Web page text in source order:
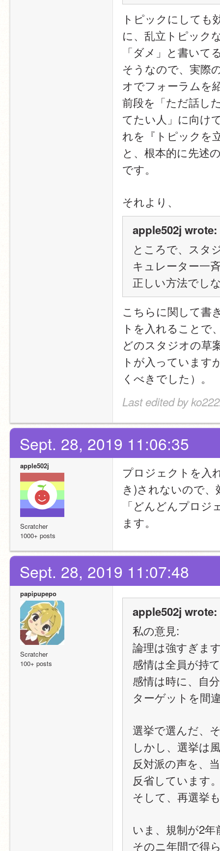
トピックにして
に、乱立トピック
「ダメ」と書い
そうなので、実際
オでフォーラムを
前段を「ただ話し
てたい人」に向け
れを『トピックを
と、根本的に先述
です。
それより、
apple502j wrote:
ところで、スタ
キュレーター一
正しい方法でし
こちらに関して書
トを入れることで
どのスタジオの草
トが入っています
くべきでした）。
Last edited by
Sept. 28, 2019 11:06:35
apple502j
Scratcher
1000+ posts
プロジェクトを入
き)されないので
「どんどんプロ
ます。
Sept. 28, 2019 11:07:48
papipupepo
Scratcher
100+ posts
apple502j wrote:
私の意見:
論理は強すぎま
感情は全員が持
感情は時に、自
ターゲットを間
選挙で選んだ、
しかし、選挙は
反対派の声を、
反省しています
そして、再選挙
いま、規制が2
そのニ年間で得